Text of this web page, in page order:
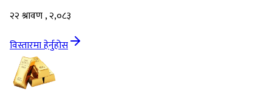
२२ श्रावण , २,०८३
विस्तारमा हेर्नुहोस